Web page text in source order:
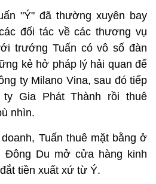
"Ý" đã thường xuyên bay
đối tác về các thương vụ
trướng Tuấn có vô số đàn
kẻ hở pháp lý hải quan để
ty Milano Vina, sau đó tiếp
Gia Phát Thành rồi thuê
nhìn.
Tuấn thuê mặt bằng ở
Du mở cửa hàng kinh
tiền xuất xứ từ Ý.